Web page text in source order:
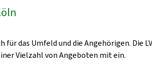
das Umfeld und die Angehörigen. Die
Vielzahl von Angeboten mit ein.